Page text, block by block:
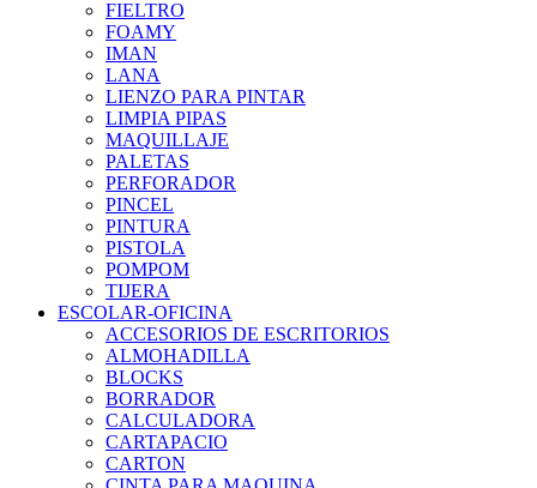
FIELTRO
FOAMY
IMAN
LANA
LIENZO PARA PINTAR
LIMPIA PIPAS
MAQUILLAJE
PALETAS
PERFORADOR
PINCEL
PINTURA
PISTOLA
POMPOM
TIJERA
ESCOLAR-OFICINA
ACCESORIOS DE ESCRITORIOS
ALMOHADILLA
BLOCKS
BORRADOR
CALCULADORA
CARTAPACIO
CARTON